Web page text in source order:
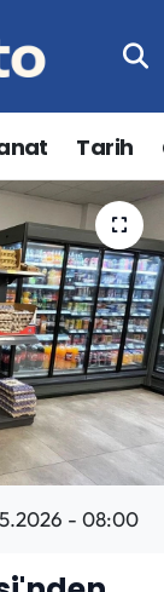
Tarih
- 08:00